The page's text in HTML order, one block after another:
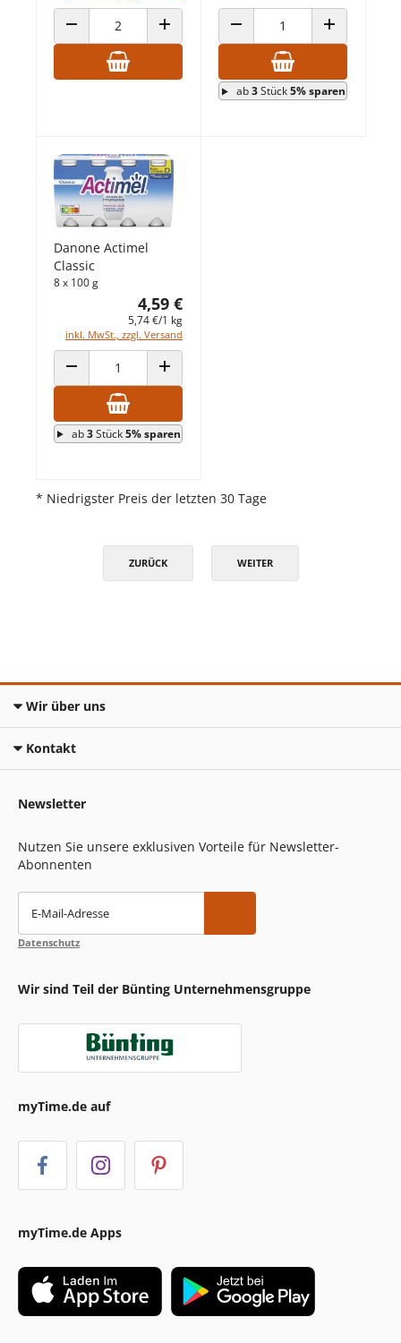
ANZAHL VERRINGERNANZAHL ERHÖHENANZAHL VERRINGERNANZAHL
ab3Stück5% sparen
Danone Actimel
Classic
8 x 100 g
4,59 €
5,74 €/1 kg
inkl. MwSt., zzgl. Versand
ANZAHL VERRINGERNANZAHL ERHÖHEN
ab3Stück5% sparen
* Niedrigster Preis der letzten 30 Tage
ZURÜCK WEITER
Wir über uns
Kontakt
Newsletter
Nutzen Sie unsere exklusiven Vorteile für Newsletter-
Abonnenten
E-Mail-Adresse
Datenschutz
Wir sind Teil der Bünting Unternehmensgruppe
myTime.de auf
myTime.de Apps